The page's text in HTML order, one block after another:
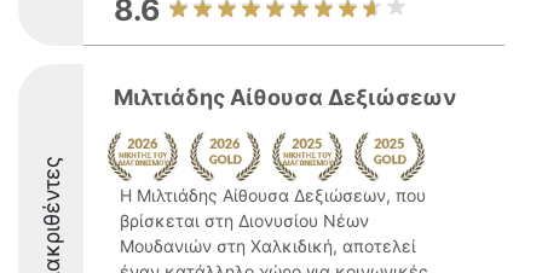
8.6
Διακριθέντες
Μιλτιάδης Αίθουσα Δεξιώσεων
Η Μιλτιάδης Αίθουσα Δεξιώσεων, που
βρίσκεται στη Διονυσίου Νέων
Μουδανιών στη Χαλκιδική, αποτελεί